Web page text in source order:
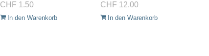
CHF 1.50
In den Warenkorb
CHF 12.00
In den Warenkorb